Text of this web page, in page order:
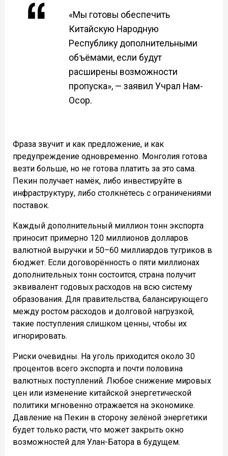
«Мы готовы обеспечить
Китайскую Народную
Республику дополнительными
объёмами, если будут
расширены возможности
пропуска», — заявил Учрал Нам-
Осор.
Фраза звучит и как предложение, и как
предупреждение одновременно. Монголия готова
везти больше, но не готова платить за это сама.
Пекин получает намёк, либо инвестируйте в
инфраструктуру, либо столкнётесь с ограничениями
поставок.
Каждый дополнительный миллион тонн экспорта
приносит примерно 120 миллионов долларов
валютной выручки и 50–60 миллиардов тугриков в
бюджет. Если договорённость о пяти миллионах
дополнительных тонн состоится, страна получит
эквивалент годовых расходов на всю систему
образования. Для правительства, балансирующего
между ростом расходов и долговой нагрузкой,
такие поступления слишком ценны, чтобы их
игнорировать.
Риски очевидны. На уголь приходится около 30
процентов всего экспорта и почти половина
валютных поступлений. Любое снижение мировых
цен или изменение китайской энергетической
политики мгновенно отражается на экономике.
Давление на Пекин в сторону зелёной энергетики
будет только расти, что может закрыть окно
возможностей для Улан-Батора в будущем.